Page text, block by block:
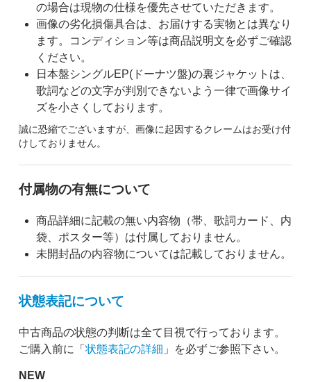
の場合は現物の仕様を優先させていただきます。
画像の劣化損傷具合は、お届けする実物とは異なり
ます。コンディション等は商品説明文を必ずご確認
ください。
日本盤シングルEP(ドーナツ盤)の裏ジャケットは、
歌詞などの文字が判別できないよう一律で画像サイ
ズを小さくしております。
誠に恐縮でございますが、画像に起因するクレームはお受け付
けしておりません。
付属物の有無について
商品詳細に記載の無い内容物（帯、歌詞カード、内
袋、ポスター等）は付属しておりません。
未開封品の内容物については記載しておりません。
状態表記について
中古商品の状態の判断は全て目視で行っております。
ご購入前に「 状態表記の詳細 」を必ずご参照下さい。
NEW